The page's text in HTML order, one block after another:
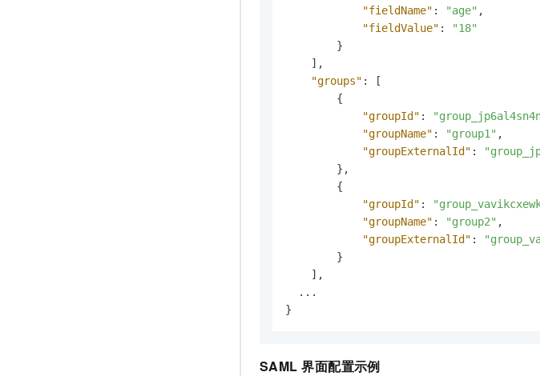
"fieldName" : "age" ,
"fieldValue" :
"18"
}
] ,
"groups" :
[
{
"groupId" :
"groupName" : "group1" ,
"groupExternalId" :
} ,
{
"groupId" :
"groupName" : "group2" ,
"groupExternalId" :
}
] ,
}
SAML 界面配置示例